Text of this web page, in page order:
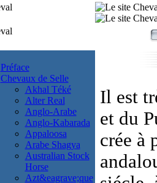
Préface
Chevaux de Selle
Akhal Téké
Alter Real
Anglo-Arabe
Anglo-Kabarada
Appaloosa
Arabe Shagya
Australian Stock
Horse
Azt&eagrave;que
Il est
et du
crée à